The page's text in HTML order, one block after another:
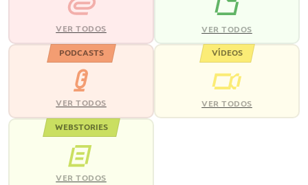
VER TODOS VER TODOS
PODCASTS
VER TODOS
VÍDEOS
VER TODOS
WEBSTORIES
VER TODOS